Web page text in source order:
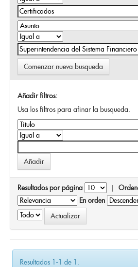
Comenzar nueva busqueda
Añadir filtros:
Usa los filtros para afinar la busqueda.
Resultados por página |
En orden
Resultados 1-1 de 1.